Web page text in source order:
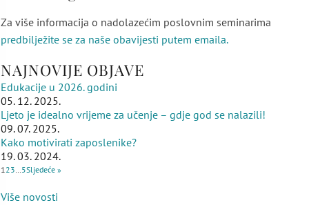
Za više informacija o nadolazećim poslovnim seminarima
predbilježite se za naše obavijesti putem emaila.
NAJNOVIJE OBJAVE
Edukacije u 2026. godini
05. 12. 2025.
Ljeto je idealno vrijeme za učenje – gdje god se nalazili!
09. 07. 2025.
Kako motivirati zaposlenike?
19. 03. 2024.
123…5Sljedeće »
Više novosti